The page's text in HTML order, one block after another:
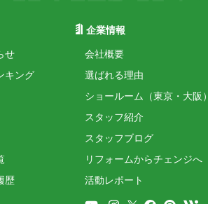
せ
キング
歴
企業情報
会社概要
選ばれる理由
ショールーム（東京・大阪）
スタッフ紹介
スタッフブログ
リフォームからチェンジへ
活動レポート